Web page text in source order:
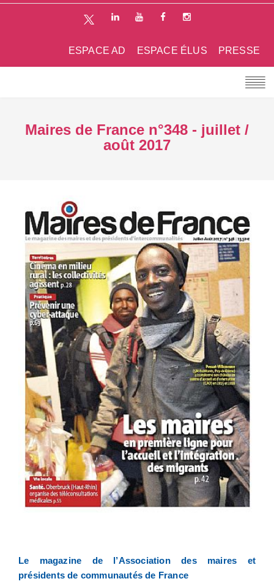
PRESSE
ESPACE ÉLUS
ESPACE AD
Maires de France n°348 - juillet /
août 2017
Le magazine de l’Association des maires et
présidents de communautés de France